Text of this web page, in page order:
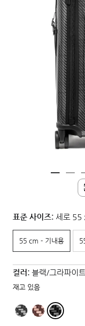
표준 사이즈: 세로 55
55 cm - 기내용
컬러: 블랙/그라파이
재고 있음